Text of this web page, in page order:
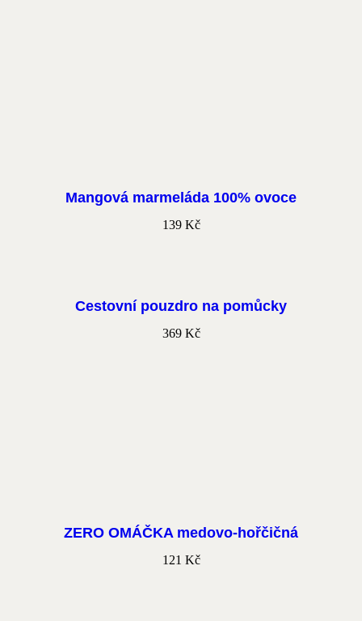
Mangová marmeláda 100% ovoce
139 Kč
Cestovní pouzdro na pomůcky
369 Kč
ZERO OMÁČKA medovo-hořčičná
121 Kč